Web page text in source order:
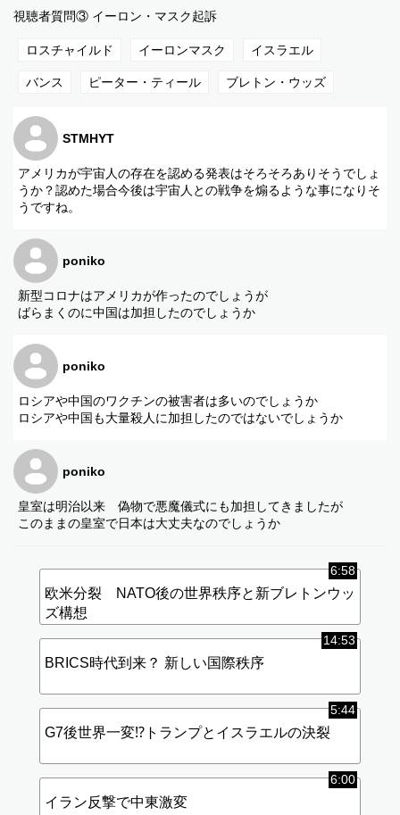
視聴者質問③ イーロン・マスク起訴
ロスチャイルド イーロンマスク イスラエル
バンス ピーター・ティール ブレトン・ウッズ
STMHYT
アメリカが宇宙人の存在を認める発表はそろそろありそうでしょ
うか？認めた場合今後は宇宙人との戦争を煽るような事になりそ
うですね。
poniko
新型コロナはアメリカが作ったのでしょうが
ばらまくのに中国は加担したのでしょうか
poniko
ロシアや中国のワクチンの被害者は多いのでしょうか
ロシアや中国も大量殺人に加担したのではないでしょうか
poniko
皇室は明治以来 偽物で悪魔儀式にも加担してきましたが
このままの皇室で日本は大丈夫なのでしょうか
6:58
欧米分裂 NATO後の世界秩序と新ブレトンウッ
ズ構想
14:53
BRICS時代到来？ 新しい国際秩序
5:44
G7後世界一変⁉︎トランプとイスラエルの決裂
6:00
イラン反撃で中東激変